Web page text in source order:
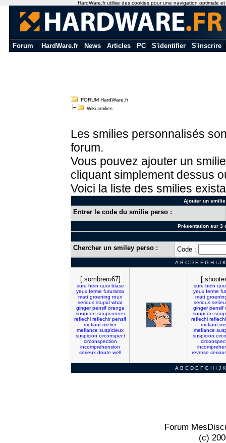
Forum HardWare.fr News Articles PC S'identifier S'inscrire
FORUM HardWare.fr
Wiki smilies
Les smilies personnalisés
forum.
Vous pouvez ajouter un
cliquant simplement dessus
Voici la liste des smilies
Ajouter un
Entrer le code du smilie perso :
Présentation sur 3
Chercher un smiley perso : Code :
A B C D E F G H I J K
[:sombrero67]
sure hein quoi blase
yeux ferme futurama
matt groening roux
serious stupid what
ginger pensif orange
soupcon soupconner
reflechi reflechir pensif
mefiant mefier
mefiance suspicieux
suspicion circonspect
circonspection
incomprehension
serieux doute well
sure hein
yeux ferme
matt
serious
ginger pensif
soupcon
reflechi
mefiant
mefiance
suspicion
reverse
A B C D E F G H I J K
Forum
(c)
HardWare.fr utilise des cookies pour une navigation optimale